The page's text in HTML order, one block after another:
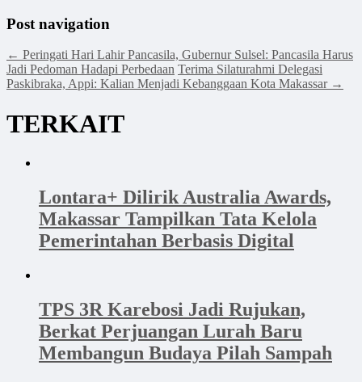
Post navigation
← Peringati Hari Lahir Pancasila, Gubernur Sulsel: Pancasila Harus
Jadi Pedoman Hadapi Perbedaan Terima Silaturahmi Delegasi
Paskibraka, Appi: Kalian Menjadi Kebanggaan Kota Makassar →
TERKAIT
Lontara+ Dilirik Australia Awards,
Makassar Tampilkan Tata Kelola
Pemerintahan Berbasis Digital
TPS 3R Karebosi Jadi Rujukan,
Berkat Perjuangan Lurah Baru
Membangun Budaya Pilah Sampah